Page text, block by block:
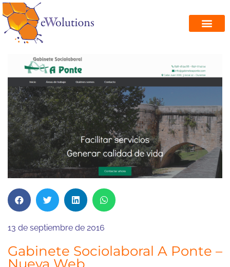
13 de septiembre de 2016
Gabinete Sociolaboral A Ponte –